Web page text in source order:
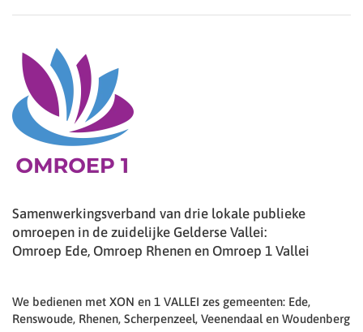
Samenwerkingsverband van drie lokale publieke
omroepen in de zuidelijke Gelderse Vallei:
Omroep Ede, Omroep Rhenen en Omroep 1 Vallei
We bedienen met XON en 1 VALLEI zes gemeenten: Ede,
Renswoude, Rhenen, Scherpenzeel, Veenendaal en Woudenberg